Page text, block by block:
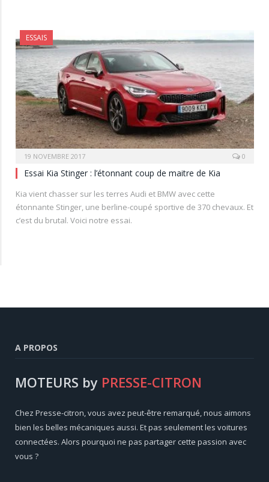
ESSAIS
19 NOVEMBRE 2017 0
Essai Kia Stinger : l’étonnant coup de maitre de Kia
Kia vient chasser sur les terres Audi et BMW avec cette
étonnante Stinger, une berline-coupé sportive de 370 chevaux. Et
c’est du brutal. Voici notre essai.
A PROPOS
MOTEURS by PRESSE-CITRON
Chez Presse-citron, vous avez peut-être remarqué, nous aimons
bien les belles mécaniques aussi. Et pas seulement les voitures
connectées. Alors pourquoi ne pas partager cette passion avec
vous ?